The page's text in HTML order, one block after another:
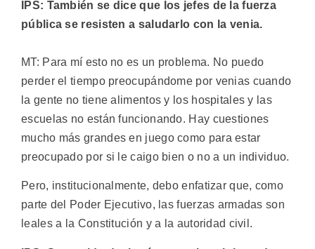
IPS: También se dice que los jefes de la fuerza
pública se resisten a saludarlo con la venia.
MT: Para mí esto no es un problema. No puedo
perder el tiempo preocupándome por venias cuando
la gente no tiene alimentos y los hospitales y las
escuelas no están funcionando. Hay cuestiones
mucho más grandes en juego como para estar
preocupado por si le caigo bien o no a un individuo.
Pero, institucionalmente, debo enfatizar que, como
parte del Poder Ejecutivo, las fuerzas armadas son
leales a la Constitución y a la autoridad civil.